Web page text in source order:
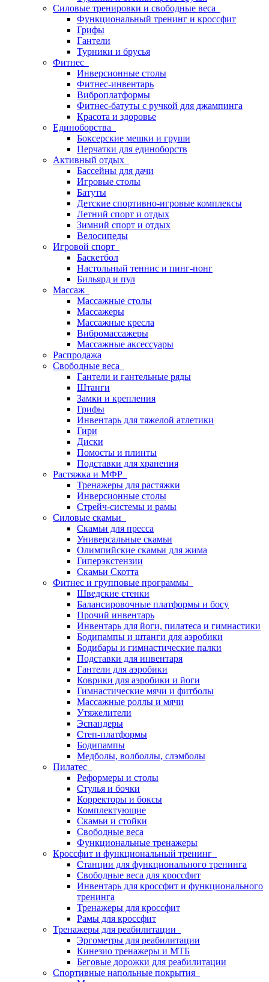
Силовые тренировки и свободные веса
Функциональный тренинг и кроссфит
Грифы
Гантели
Турники и брусья
Фитнес
Инверсионные столы
Фитнес-инвентарь
Виброплатформы
Фитнес-батуты с ручкой для джампинга
Красота и здоровье
Единоборства
Боксерские мешки и груши
Перчатки для единоборств
Активный отдых
Бассейны для дачи
Игровые столы
Батуты
Детские спортивно-игровые комплексы
Летний спорт и отдых
Зимний спорт и отдых
Велосипеды
Игровой спорт
Баскетбол
Настольный теннис и пинг-понг
Бильярд и пул
Массаж
Массажные столы
Массажеры
Массажные кресла
Вибромассажеры
Массажные аксессуары
Распродажа
Свободные веса
Гантели и гантельные ряды
Штанги
Замки и крепления
Грифы
Инвентарь для тяжелой атлетики
Гири
Диски
Помосты и плинты
Подставки для хранения
Растяжка и МФР
Тренажеры для растяжки
Инверсионные столы
Стрейч-системы и рамы
Силовые скамьи
Скамьи для пресса
Универсальные скамьи
Олимпийские скамьи для жима
Гиперэкстензии
Скамьи Скотта
Фитнес и групповые программы
Шведские стенки
Балансировочные платформы и босу
Прочий инвентарь
Инвентарь для йоги, пилатеса и гимнастики
Бодипампы и штанги для аэробики
Бодибары и гимнастические палки
Подставки для инвентаря
Гантели для аэробики
Коврики для аэробики и йоги
Гимнастические мячи и фитболы
Массажные роллы и мячи
Утяжелители
Эспандеры
Степ-платформы
Бодипампы
Медболы, волболлы, слэмболы
Пилатес
Реформеры и столы
Стулья и бочки
Корректоры и боксы
Комплектующие
Скамьи и стойки
Свободные веса
Функциональные тренажеры
Кроссфит и функциональный тренинг
Станции для функционального тренинга
Свободные веса для кроссфит
Инвентарь для кроссфит и функционального
тренинга
Тренажеры для кроссфит
Рамы для кроссфит
Тренажеры для реабилитации
Эргометры для реабилитации
Кинезио тренажеры и МТБ
Беговые дорожки для реабилитации
Спортивные напольные покрытия